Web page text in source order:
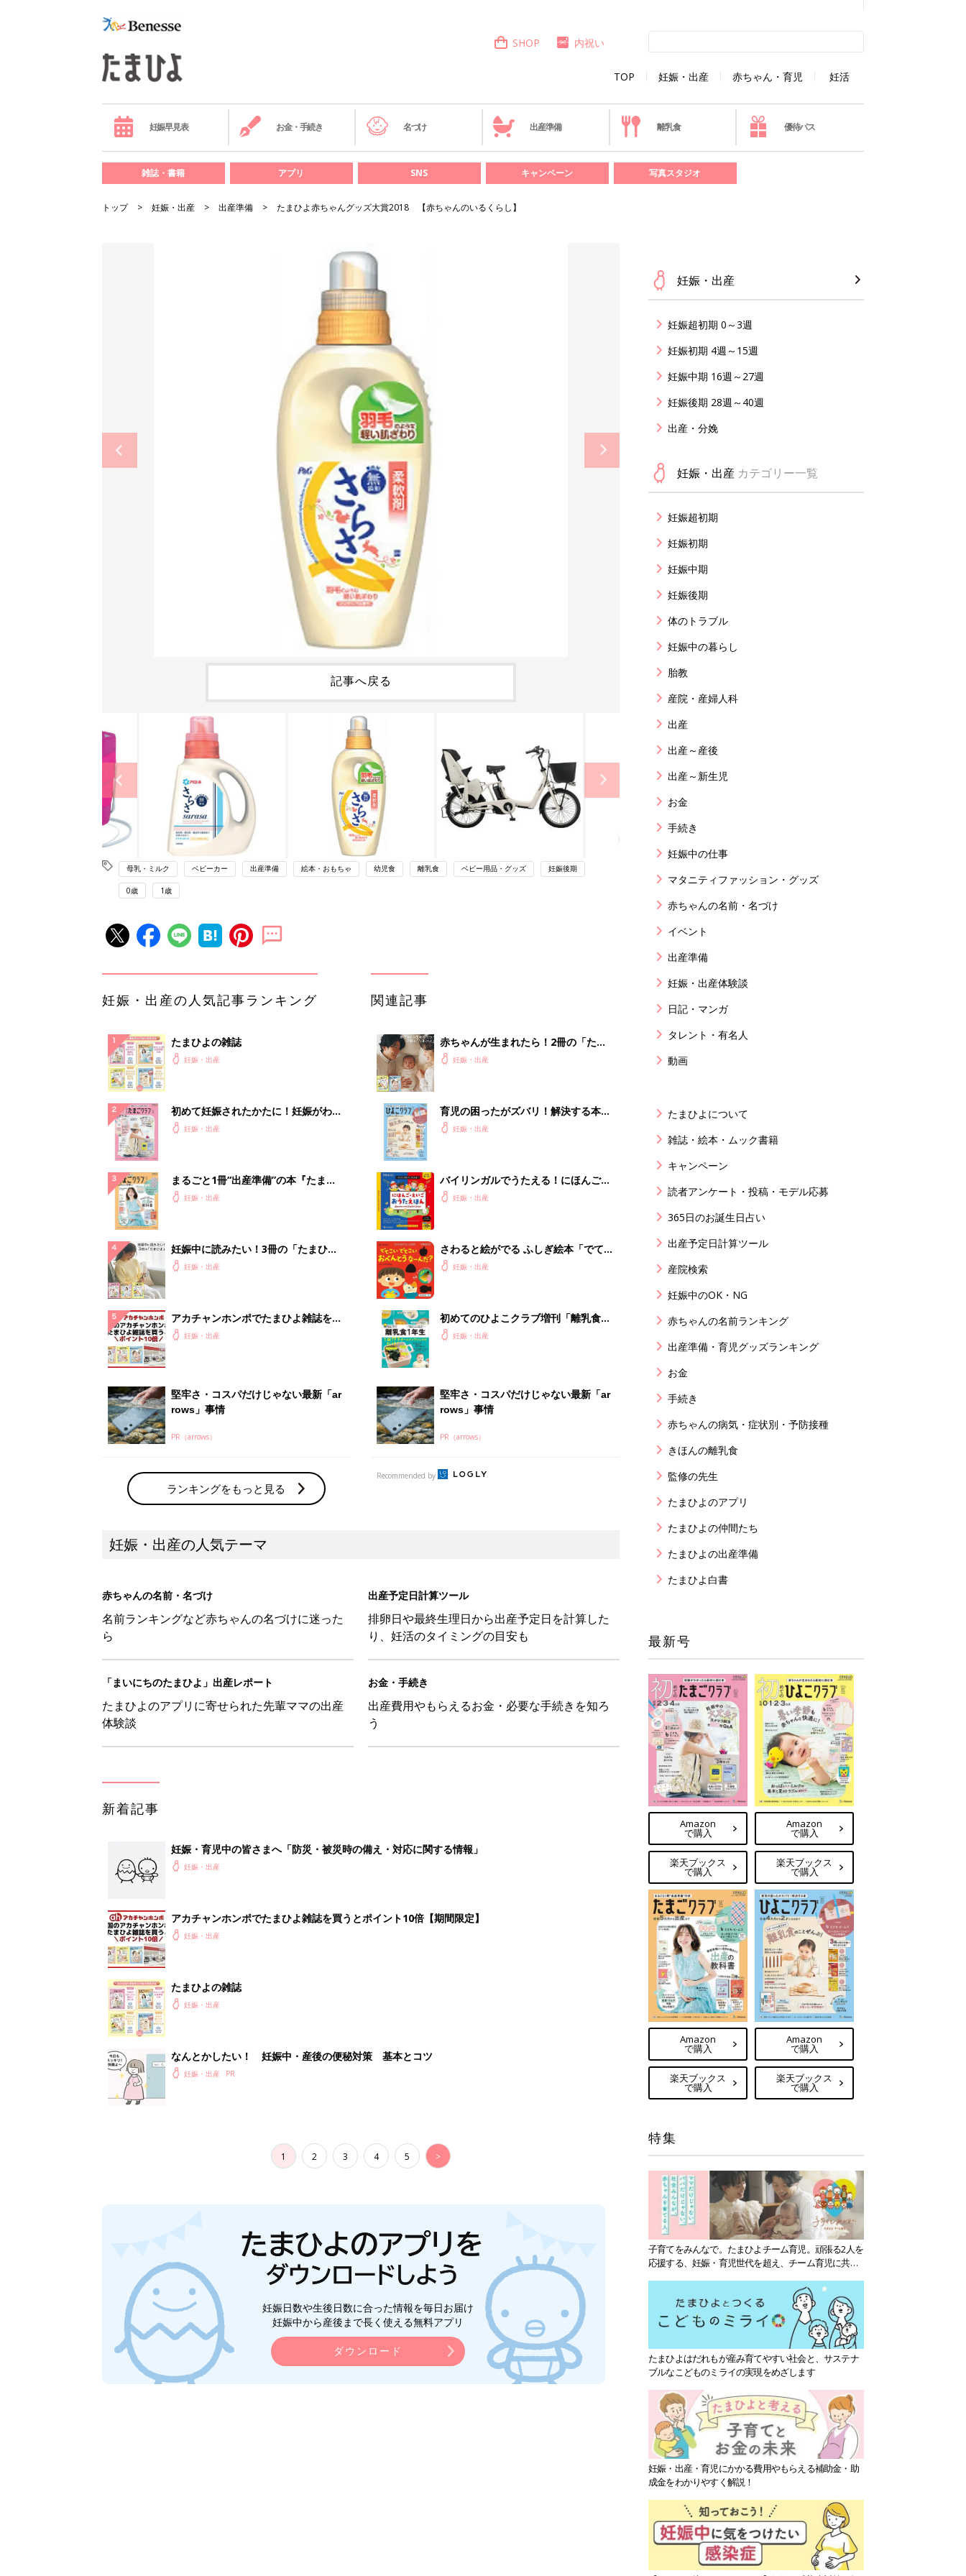
TOP 妊娠・出産 赤ちゃん・育児 妊活
SHOP 内祝い
妊娠早見表 お金・手続き 名づけ 出産準備 離乳食 優待パス
雑誌・書籍 アプリ SNS キャンペーン 写真スタジオ
トップ 妊娠・出産 出産準備 たまひよ赤ちゃんグッズ大賞2018 【赤ちゃんのいるくらし】
記事へ戻る
母乳・ミルク ベビーカー 出産準備 絵本・おもちゃ 幼児食 離乳食 ベビー用品・グッズ 妊娠後期
0歳 1歳
妊娠・出産の人気記事ランキング
たまひよの雑誌
妊娠・出産
初めて妊娠されたかたに！妊娠がわか
ったら最初に読む本『初めてのたまご
妊娠・出産
まるごと1冊“出産準備”の本『たまご
クラブ 夏号』〈スペシャル大特集〉
妊娠・出産
妊娠中に読みたい！3冊の「たまひ
よ」妊娠・出産
アカチャンホンポでたまひよ雑誌を買
うとポイント10倍【期間限定】
妊娠・出産
堅牢さ・コスパだけじゃない最新「ar
rows」事情
PR（arrows）
ランキングをもっと見る
関連記事
赤ちゃんが生まれたら！2冊の「たま
ひよ」
妊娠・出産
育児の困ったがズバリ！解決する本
『ひよこクラブ 秋号』 4カ月～2才
妊娠・出産
バイリンガルでうたえる！にほんご
えいご おうたえほん（たまひよ おう
妊娠・出産
さわると絵がでる ふしぎ絵本「でて
こい でてこい おべんとうなーん
妊娠・出産
初めてのひよこクラブ増刊「離乳食1
年生 1皿作るだけ！オールインワン​レ
妊娠・出産
堅牢さ・コスパだけじゃない最新「ar
rows」事情
PR（arrows）
Recommended by
妊娠・出産の人気テーマ
赤ちゃんの名前・名づけ
名前ランキングなど赤ちゃんの名づけに迷った
ら
出産予定日計算ツール
排卵日や最終生理日から出産予定日を計算した
り、妊活のタイミングの目安も
「まいにちのたまひよ」出産レポート
たまひよのアプリに寄せられた先輩ママの出産
体験談
お金・手続き
出産費用やもらえるお金・必要な手続きを知ろ
う
新着記事
妊娠・育児中の皆さまへ「防災・被災時の備え・対応に関する情報」
妊娠・出産
アカチャンホンポでたまひよ雑誌を買うとポイント10倍【期間限定】
妊娠・出産
たまひよの雑誌
妊娠・出産
なんとかしたい！ 妊娠中・産後の便秘対策 基本とコツ
妊娠・出産
1 2 3 4 5 >
妊娠日数や生後日数に合った情報を毎日お届け
妊娠中から産後まで長く使える無料アプリ
ダウンロード
妊娠・出産
妊娠超初期 0～3週
妊娠初期 4週～15週
妊娠中期 16週～27週
妊娠後期 28週～40週
出産・分娩
妊娠・出産 カテゴリー一覧
妊娠超初期
妊娠初期
妊娠中期
妊娠後期
体のトラブル
妊娠中の暮らし
胎教
産院・産婦人科
出産
出産～産後
出産～新生児
お金
手続き
妊娠中の仕事
マタニティファッション・グッズ
赤ちゃんの名前・名づけ
イベント
出産準備
妊娠・出産体験談
日記・マンガ
タレント・有名人
動画
たまひよについて
雑誌・絵本・ムック書籍
キャンペーン
読者アンケート・投稿・モデル応募
365日のお誕生日占い
出産予定日計算ツール
産院検索
妊娠中のOK・NG
赤ちゃんの名前ランキング
出産準備・育児グッズランキング
お金
手続き
赤ちゃんの病気・症状別・予防接種
きほんの離乳食
監修の先生
たまひよのアプリ
たまひよの仲間たち
たまひよの出産準備
たまひよ白書
最新号
Amazon
で購入
楽天ブックス
で購入
Amazon
で購入
楽天ブックス
で購入
Amazon
で購入
楽天ブックス
で購入
Amazon
で購入
楽天ブックス
で購入
特集
子育てをみんなで。たまひよチーム育児。頑張る2人を
応援する、妊娠・育児世代を超え、チーム育児に共感
たまひよはだれもが産み育てやすい社会と、サステナ
ブルなこどものミライの実現をめざします
妊娠・出産・育児にかかる費用やもらえる補助金・助
成金をわかりやすく解説！